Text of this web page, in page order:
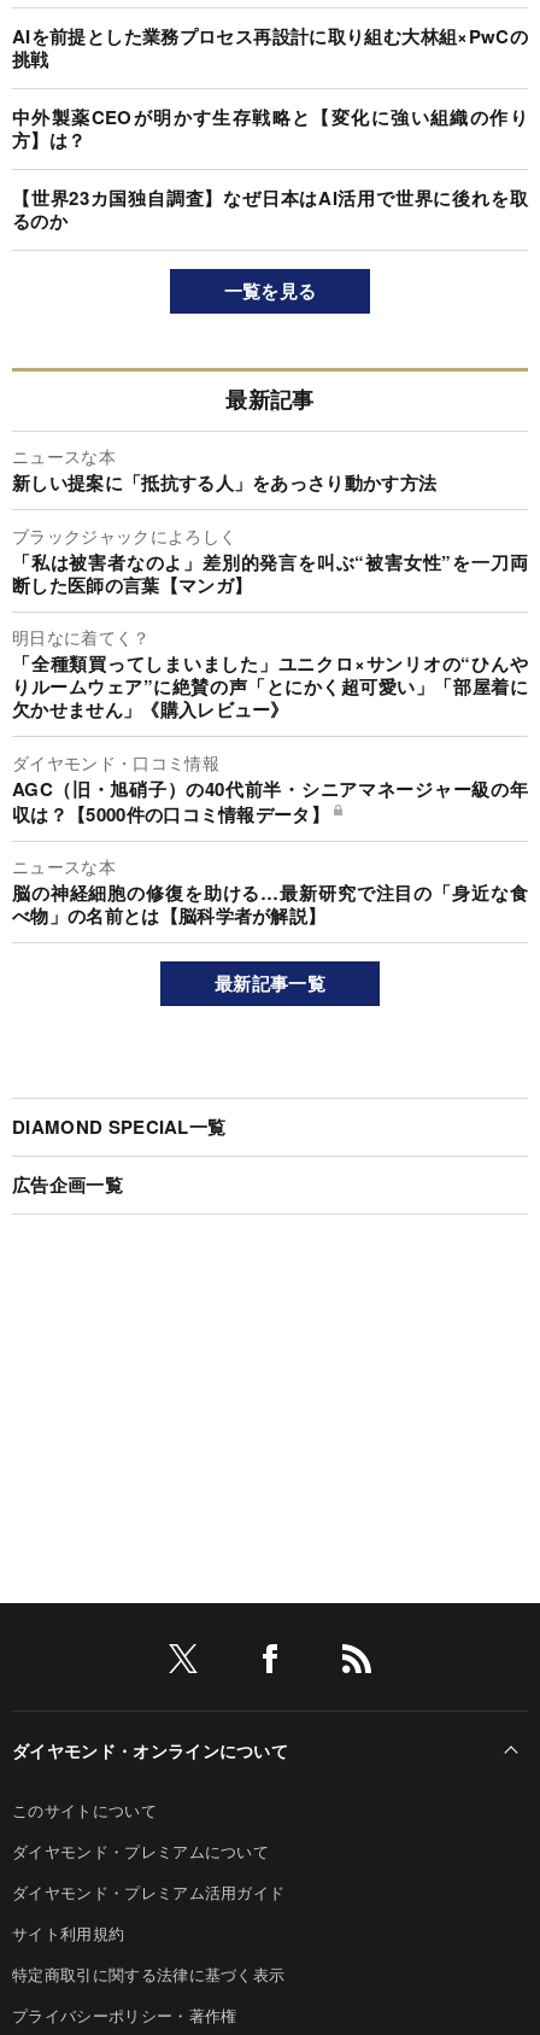
AIを前提とした業務プロセス再設計に取り組む大林組×PwCの
挑戦
中外製薬CEOが明かす生存戦略と【変化に強い組織の作り
方】は？
【世界23カ国独自調査】なぜ日本はAI活用で世界に後れを取
るのか
一覧を見る
最新記事
ニュースな本
新しい提案に「抵抗する人」をあっさり動かす方法
ブラックジャックによろしく
「私は被害者なのよ」差別的発言を叫ぶ“被害女性”を一刀両
断した医師の言葉【マンガ】
明日なに着てく？
「全種類買ってしまいました」ユニクロ×サンリオの“ひんや
りルームウェア”に絶賛の声「とにかく超可愛い」「部屋着に
欠かせません」《購入レビュー》
ダイヤモンド・口コミ情報
AGC（旧・旭硝子）の40代前半・シニアマネージャー級の年
収は？【5000件の口コミ情報データ】
ニュースな本
脳の神経細胞の修復を助ける…最新研究で注目の「身近な食
べ物」の名前とは【脳科学者が解説】
最新記事一覧
DIAMOND SPECIAL一覧
広告企画一覧
ダイヤモンド・オンラインについて
このサイトについて
ダイヤモンド・プレミアムについて
ダイヤモンド・プレミアム活用ガイド
サイト利用規約
特定商取引に関する法律に基づく表示
プライバシーポリシー・著作権